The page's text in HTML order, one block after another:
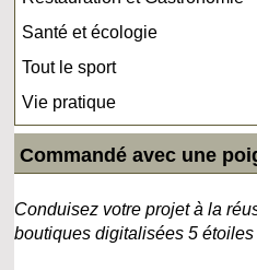
Santé et écologie
Tout le sport
Vie pratique
Commandé avec une
Conduisez votre projet à la
boutiques digitalisées 5